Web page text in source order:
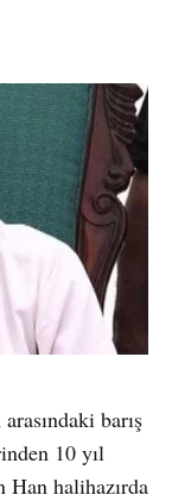
barış
10 yıl
Han halihazırda